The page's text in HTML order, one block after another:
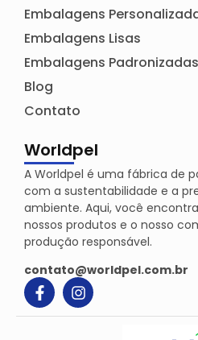
Embalagens
Embalagens Lisas
Embalagens Padronizadas
Blog
Contato
Worldpel
A Worldpel é uma fábrica de
com a sustentabilidade e a
ambiente. Aqui, você
nossos produtos e o nosso
produção responsável.
contato@worldpel.com.br